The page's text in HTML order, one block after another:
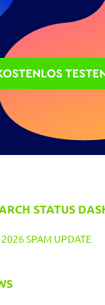
STATUS
SPAM UPDATE